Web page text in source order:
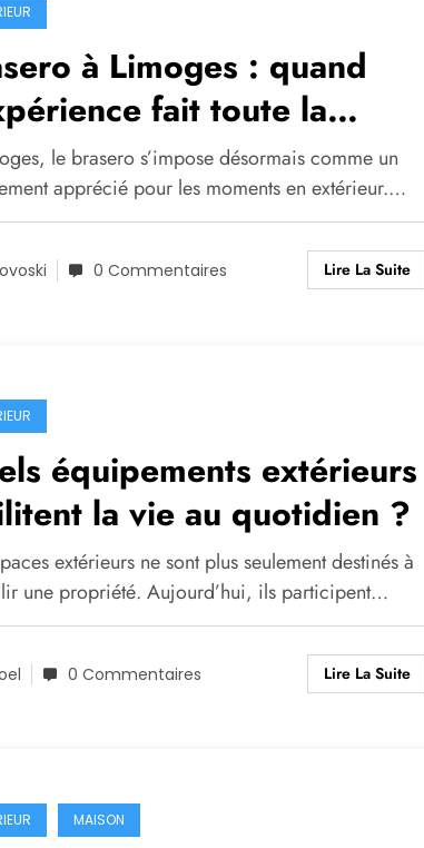
à Limoges : quand
fait toute la
sur le résultat final
le brasero s’impose désormais comme un
apprécié pour les moments en extérieur.…
0 Commentaires Lire La Suite
équipements extérieurs
la vie au quotidien ?
extérieurs ne sont plus seulement destinés à
une propriété. Aujourd’hui, ils participent…
0 Commentaires Lire La Suite
MAISON